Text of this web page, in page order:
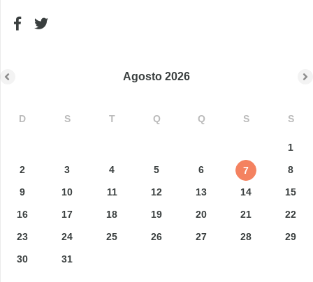
Agosto 2026
D S T Q Q S S
1
2
3 4 5 6 7
8
9
10 11 12 13 14
15
16
17 18 19 20 21
22
23
24 25 26 27 28
29
30
31